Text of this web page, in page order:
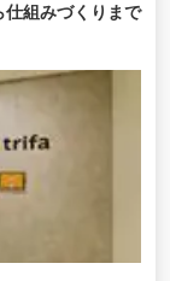
組みづくりまで